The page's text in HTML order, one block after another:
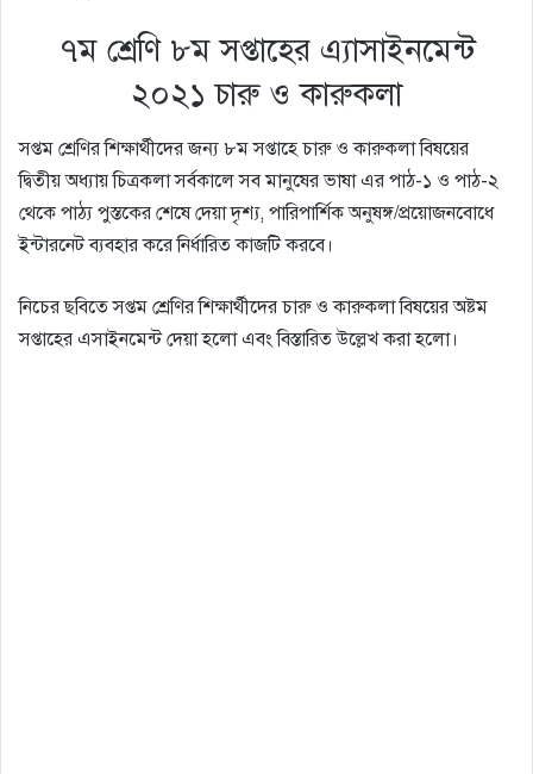
৭ম শ্রেণি ৮ম সপ্তাহের এ্যাসাইনমেন্ট
২০২১ চারু ও কারুকলা
সপ্তম শ্রেণির শিক্ষার্থীদের জন্য ৮ম সপ্তাহে চারু ও কারুকলা বিষয়ের
দ্বিতীয় অধ্যায় চিত্রকলা সর্বকালে সব মানুষের ভাষা এর পাঠ-১ ও পাঠ-২
থেকে পাঠ্য পুস্তকের শেষে দেয়া দৃশ্য, পারিপার্শিক অনুষঙ্গ/প্রয়োজনবোধে
ইন্টারনেট ব্যবহার করে নির্ধারিত কাজটি করবে।
নিচের ছবিতে সপ্তম শ্রেণির শিক্ষার্থীদের চারু ও কারুকলা বিষয়ের অষ্টম
সপ্তাহের এসাইনমেন্ট দেয়া হলো এবং বিস্তারিত উল্লেখ করা হলো।